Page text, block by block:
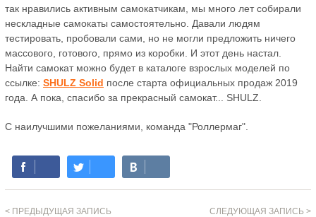
так нравились активным самокатчикам, мы много лет собирали
нескладные самокаты самостоятельно. Давали людям
тестировать, пробовали сами, но не могли предложить ничего
массового, готового, прямо из коробки. И этот день настал.
Найти самокат можно будет в каталоге взрослых моделей по
ссылке: SHULZ Solid после старта официальных продаж 2019
года. А пока, спасибо за прекрасный самокат... SHULZ.
С наилучшими пожеланиями, команда "Роллермаг".
< ПРЕДЫДУЩАЯ ЗАПИСЬ СЛЕДУЮЩАЯ ЗАПИСЬ >